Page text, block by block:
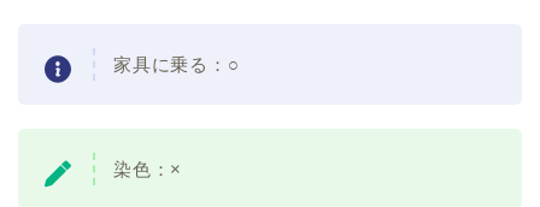
家具に乗る： ○
染色： ×